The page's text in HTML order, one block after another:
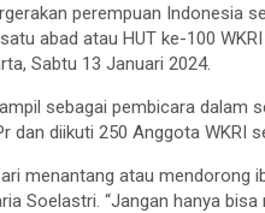
perempuan Indonesia
abad atau HUT ke-100
Sabtu 13 Januari 2024.
sebagai pembicara dalam
dan diikuti 250 Anggota WKRI
menantang atau mendorong
Soelastri. “Jangan hanya